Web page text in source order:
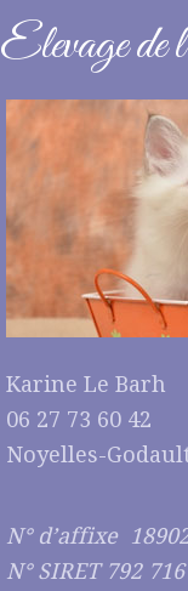
Elevage de
Karine Le Barh
06 27 73 60 42
Noyelles-
N° d’affixe
N° SIRET 792